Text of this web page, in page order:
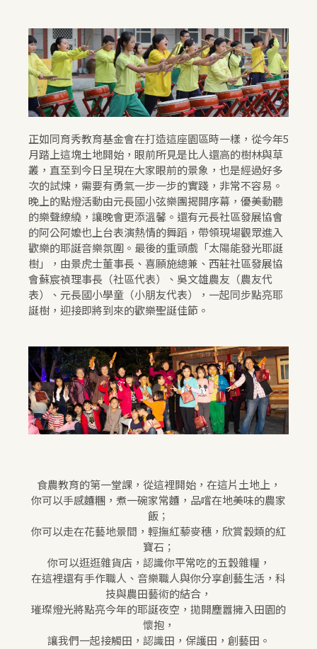
正如同育秀教育基金會在打造這座園區時一樣，從今年5
月踏上這塊土地開始，眼前所見是比人還高的樹林與草
叢，直至到今日呈現在大家眼前的景象，也是經過好多
次的試煉，需要有勇氣一步一步的實踐，非常不容易。
晚上的點燈活動由元長國小弦樂團揭開序幕，優美動聽
的樂聲繚繞，讓晚會更添溫馨。還有元長社區發展協會
的阿公阿嬤也上台表演熱情的舞蹈，帶領現場觀眾進入
歡樂的耶誕音樂氛圍。最後的重頭戲「太陽能發光耶誕
樹」，由景虎士董事長、喜願施總兼、西莊社區發展協
會蘇宸禎理事長（社區代表）、吳文雄農友（農友代
表）、元長國小學童（小朋友代表），一起同步點亮耶
誕樹，迎接即將到來的歡樂聖誕佳節。
食農教育的第一堂課，從這裡開始，在這片土地上，
你可以手感麵糰，煮一碗家常麵，品嚐在地美味的農家
飯；
你可以走在花藝地景間，輕撫紅藜麥穗，欣賞穀類的紅
寶石；
你可以逛逛雜貨店，認識你平常吃的五穀雜糧，
在這裡還有手作職人、音樂職人與你分享創藝生活，科
技與農田藝術的結合，
璀璨燈光將點亮今年的耶誕夜空，拋開塵囂擁入田園的
懷抱，
讓我們一起接觸田，認識田，保護田，創藝田。